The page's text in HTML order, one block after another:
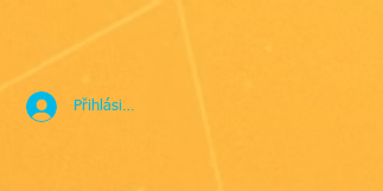
Přihlásit se